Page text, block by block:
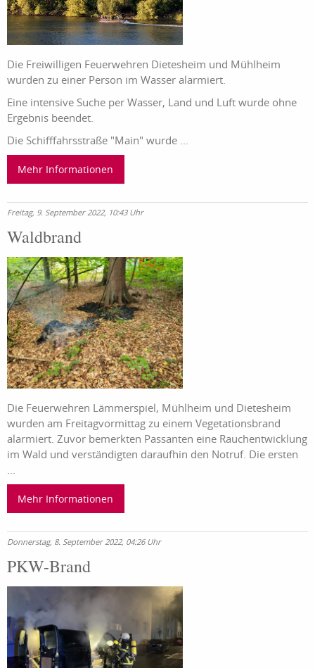
Die Freiwilligen Feuerwehren Dietesheim und Mühlheim
wurden zu einer Person im Wasser alarmiert.
Eine intensive Suche per Wasser, Land und Luft wurde ohne
Ergebnis beendet.
Die Schifffahrsstraße "Main" wurde ...
Mehr Informationen
Freitag, 9. September 2022, 10:43 Uhr
Waldbrand
Die Feuerwehren Lämmerspiel, Mühlheim und Dietesheim
wurden am Freitagvormittag zu einem Vegetationsbrand
alarmiert. Zuvor bemerkten Passanten eine Rauchentwicklung
im Wald und verständigten daraufhin den Notruf. Die ersten
...
Mehr Informationen
Donnerstag, 8. September 2022, 04:26 Uhr
PKW-Brand